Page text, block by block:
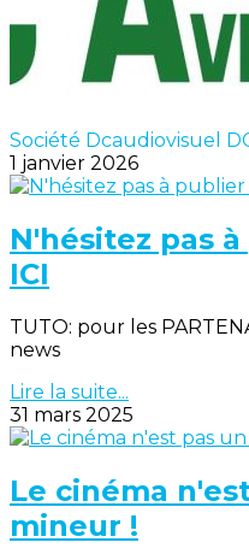
Société Dcaudiovisuel
1 janvier 2026
N'hésitez pas
ICI
TUTO: pour les
news
Lire la suite...
31 mars 2025
Le cinéma
mineur !